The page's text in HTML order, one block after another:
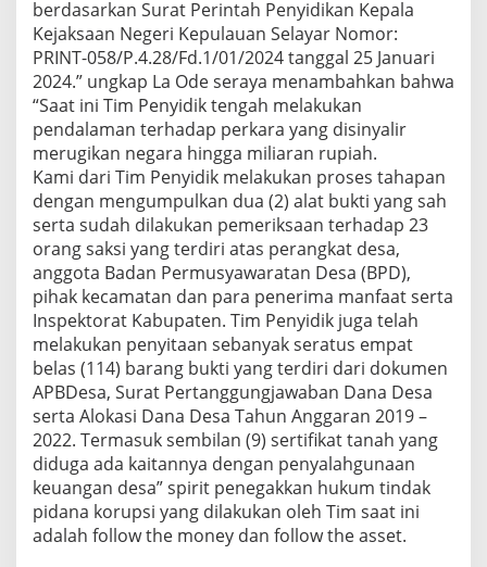
berdasarkan Surat Perintah Penyidikan Kepala
Kejaksaan Negeri Kepulauan Selayar Nomor:
PRINT-058/P.4.28/Fd.1/01/2024 tanggal 25 Januari
2024.” ungkap La Ode seraya menambahkan bahwa
“Saat ini Tim Penyidik tengah melakukan
pendalaman terhadap perkara yang disinyalir
merugikan negara hingga miliaran rupiah.
Kami dari Tim Penyidik melakukan proses tahapan
dengan mengumpulkan dua (2) alat bukti yang sah
serta sudah dilakukan pemeriksaan terhadap 23
orang saksi yang terdiri atas perangkat desa,
anggota Badan Permusyawaratan Desa (BPD),
pihak kecamatan dan para penerima manfaat serta
Inspektorat Kabupaten. Tim Penyidik juga telah
melakukan penyitaan sebanyak seratus empat
belas (114) barang bukti yang terdiri dari dokumen
APBDesa, Surat Pertanggungjawaban Dana Desa
serta Alokasi Dana Desa Tahun Anggaran 2019 –
2022. Termasuk sembilan (9) sertifikat tanah yang
diduga ada kaitannya dengan penyalahgunaan
keuangan desa” spirit penegakkan hukum tindak
pidana korupsi yang dilakukan oleh Tim saat ini
adalah follow the money dan follow the asset.